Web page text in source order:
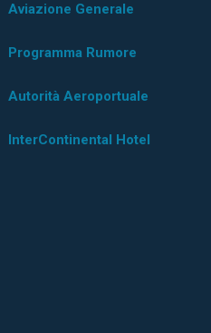
Aviazione Generale
Programma Rumore
Autorità Aeroportuale
InterContinental Hotel